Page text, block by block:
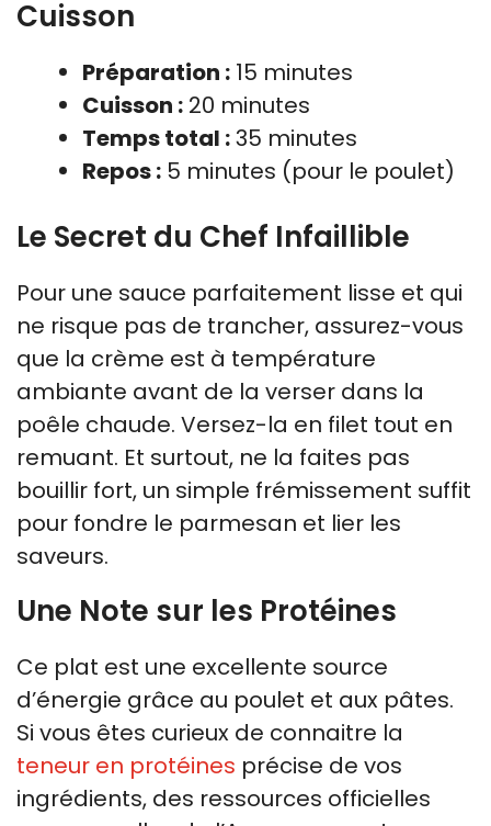
Cuisson
Préparation : 15 minutes
Cuisson : 20 minutes
Temps total :35 minutes
Repos : 5 minutes (pour le poulet)
Le Secret du Chef Infaillible
Pour une sauce parfaitement lisse et qui
ne risque pas de trancher, assurez-vous
que la crème est à température
ambiante avant de la verser dans la
poêle chaude. Versez-la en filet tout en
remuant. Et surtout, ne la faites pas
bouillir fort, un simple frémissement suffit
pour fondre le parmesan et lier les
saveurs.
Une Note sur les Protéines
Ce plat est une excellente source
d’énergie grâce au poulet et aux pâtes.
Si vous êtes curieux de connaitre la
teneur en protéines précise de vos
ingrédients, des ressources officielles